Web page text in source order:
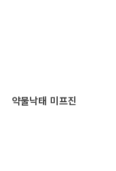
약물낙태 미프진